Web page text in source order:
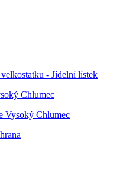
- Jídelní lístek
Chlumec
Vysoký Chlumec